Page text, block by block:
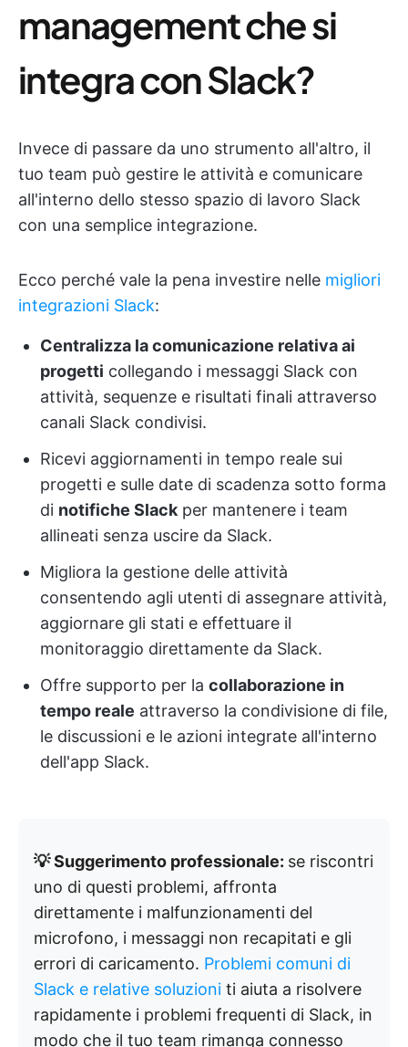
management che si
integra con Slack?
Invece di passare da uno strumento all'altro, il
tuo team può gestire le attività e comunicare
all'interno dello stesso spazio di lavoro Slack
con una semplice integrazione.
Ecco perché vale la pena investire nelle migliori
integrazioni Slack:
Centralizza la comunicazione relativa ai
progetti collegando i messaggi Slack con
attività, sequenze e risultati finali attraverso
canali Slack condivisi.
Ricevi aggiornamenti in tempo reale sui
progetti e sulle date di scadenza sotto forma
di notifiche Slack per mantenere i team
allineati senza uscire da Slack.
Migliora la gestione delle attività
consentendo agli utenti di assegnare attività,
aggiornare gli stati e effettuare il
monitoraggio direttamente da Slack.
Offre supporto per la collaborazione in
tempo reale attraverso la condivisione di file,
le discussioni e le azioni integrate all'interno
dell'app Slack.
💡 Suggerimento professionale: se riscontri
uno di questi problemi, affronta
direttamente i malfunzionamenti del
microfono, i messaggi non recapitati e gli
errori di caricamento. Problemi comuni di
Slack e relative soluzioni ti aiuta a risolvere
rapidamente i problemi frequenti di Slack, in
modo che il tuo team rimanga connesso